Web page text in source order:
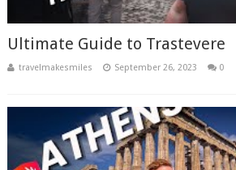
Ultimate Guide to Trastevere
travelmakesmiles September 26, 2023 0